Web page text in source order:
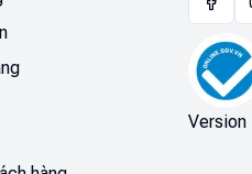
trần giúp làm mát
quạt trần hiện đại, nhưng
sẽ là một rắc rối lớn với gia
Htech.
Version